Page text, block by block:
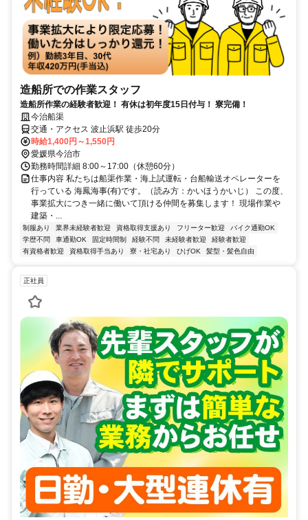
造船所での作業スタッフ
造船所作業の経験者歓迎！ 有休は初年度15日付与！ 寮完備！
今治船渠
交通・アクセス 波止浜駅 徒歩20分
時給1,400円～1,550円
愛媛県今治市
勤務時間詳細 8:00～17:00（休憩60分）
仕事内容 私たちは船渠作業・海上試運転・台船輸送オペレーターを
行っている 海鳳海事(有)です。（読み方：かいほうかいじ） この度、
事業拡大につき一緒に働いて頂ける仲間を募集します！ 現場作業や
建築・...
制服あり 業界未経験者歓迎 資格取得支援あり フリーター歓迎
バイク通勤OK
学歴不問
車通勤OK 固定時間制 経験不問 未経験者歓迎
経験者歓迎
有資格者歓迎
資格取得手当あり 寮・社宅あり ひげOK 髪型・髪色自由
正社員